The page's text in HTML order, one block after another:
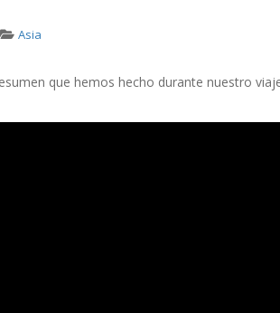
Asia
que hemos hecho durante nuestro